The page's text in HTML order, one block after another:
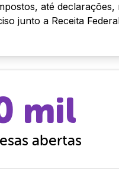
até declarações,
junto a Receita
mil
abertas